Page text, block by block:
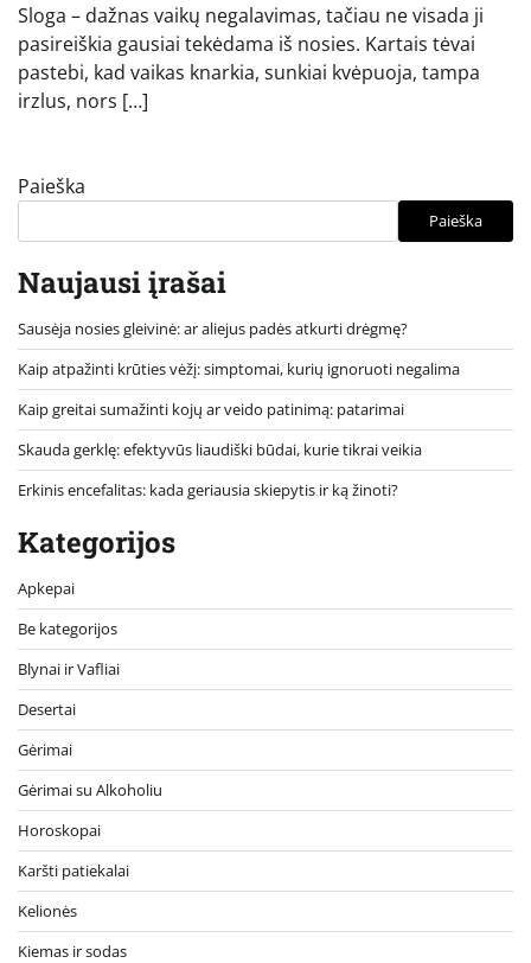
Sloga – dažnas vaikų negalavimas, tačiau ne visada ji
pasireiškia gausiai tekėdama iš nosies. Kartais tėvai
pastebi, kad vaikas knarkia, sunkiai kvėpuoja, tampa
irzlus, nors […]
Paieška
Paieška
Naujausi įrašai
Sausėja nosies gleivinė: ar aliejus padės atkurti drėgmę?
Kaip atpažinti krūties vėžį: simptomai, kurių ignoruoti negalima
Kaip greitai sumažinti kojų ar veido patinimą: patarimai
Skauda gerklę: efektyvūs liaudiški būdai, kurie tikrai veikia
Erkinis encefalitas: kada geriausia skiepytis ir ką žinoti?
Kategorijos
Apkepai
Be kategorijos
Blynai ir Vafliai
Desertai
Gėrimai
Gėrimai su Alkoholiu
Horoskopai
Karšti patiekalai
Kelionės
Kiemas ir sodas